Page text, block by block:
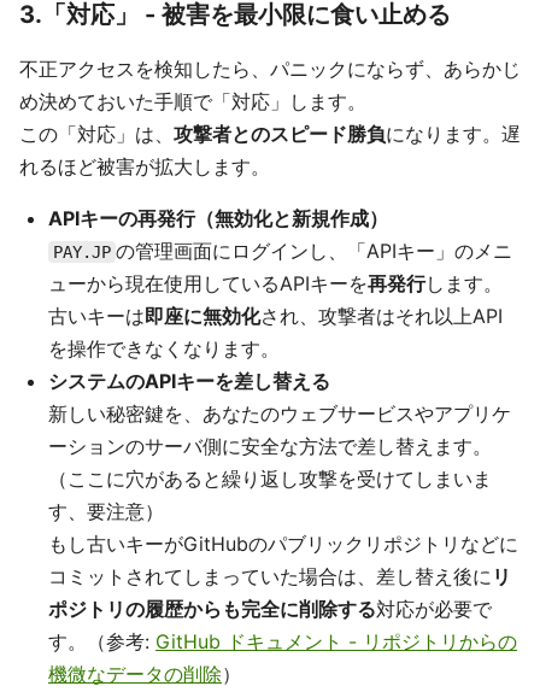
3.「対応」 - 被害を最小限に食い止める
不正アクセスを検知したら、パニックにならず、あらかじ
め決めておいた手順で「対応」します。
この「対応」は、 攻撃者とのスピード勝負になります。遅
れるほど被害が拡大します。
APIキーの再発行（無効化と新規作成）
PAY.JP の管理画面にログインし、「APIキー」のメニ
ューから現在使用しているAPIキーを再発行します。
古いキーは即座に無効化され、攻撃者はそれ以上API
を操作できなくなります。
システムのAPIキーを差し替える
新しい秘密鍵を、あなたのウェブサービスやアプリケ
ーションのサーバ側に安全な方法で差し替えます。
（ここに穴があると繰り返し攻撃を受けてしまいま
す、要注意）
もし古いキーがGitHubのパブリックリポジトリなどに
コミットされてしまっていた場合は、差し替え後に リ
ポジトリの履歴からも完全に削除する対応が必要で
す。（参考: GitHub ドキュメント - リポジトリからの
機微なデータの削除）